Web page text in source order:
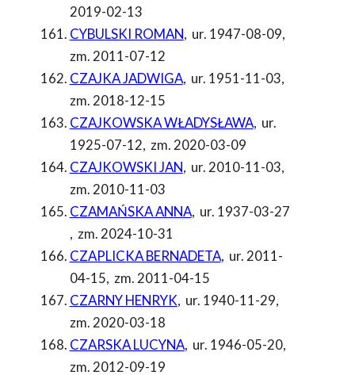
2019-02-13
CYBULSKI ROMAN, ur. 1947-08-09,
zm. 2011-07-12
CZAJKA JADWIGA, ur. 1951-11-03,
zm. 2018-12-15
CZAJKOWSKA WŁADYSŁAWA, ur.
1925-07-12, zm. 2020-03-09
CZAJKOWSKI JAN, ur. 2010-11-03,
zm. 2010-11-03
CZAMAŃSKA ANNA, ur. 1937-03-27
, zm. 2024-10-31
CZAPLICKA BERNADETA, ur. 2011-
04-15, zm. 2011-04-15
CZARNY HENRYK, ur. 1940-11-29,
zm. 2020-03-18
CZARSKA LUCYNA, ur. 1946-05-20,
zm. 2012-09-19